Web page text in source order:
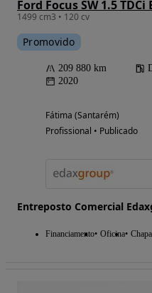
Ford Focus SW 1.5
1499 cm3 • 120 cv
Promovido
209 880 km
2020
Fátima (Santarém)
Profissional • Publicado
Entreposto Comercial
Financiamento Oficina